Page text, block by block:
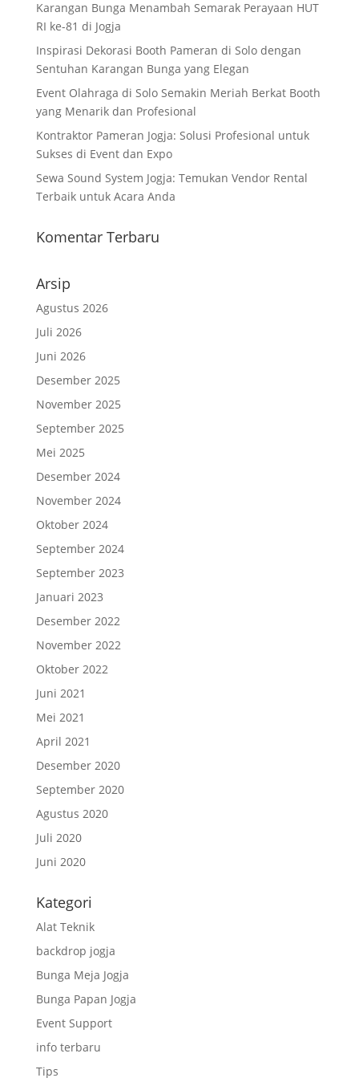
Karangan Bunga Menambah Semarak Perayaan HUT
RI ke-81 di Jogja
Inspirasi Dekorasi Booth Pameran di Solo dengan
Sentuhan Karangan Bunga yang Elegan
Event Olahraga di Solo Semakin Meriah Berkat Booth
yang Menarik dan Profesional
Kontraktor Pameran Jogja: Solusi Profesional untuk
Sukses di Event dan Expo
Sewa Sound System Jogja: Temukan Vendor Rental
Terbaik untuk Acara Anda
Komentar Terbaru
Arsip
Agustus 2026
Juli 2026
Juni 2026
Desember 2025
November 2025
September 2025
Mei 2025
Desember 2024
November 2024
Oktober 2024
September 2024
September 2023
Januari 2023
Desember 2022
November 2022
Oktober 2022
Juni 2021
Mei 2021
April 2021
Desember 2020
September 2020
Agustus 2020
Juli 2020
Juni 2020
Kategori
Alat Teknik
backdrop jogja
Bunga Meja Jogja
Bunga Papan Jogja
Event Support
info terbaru
Tips